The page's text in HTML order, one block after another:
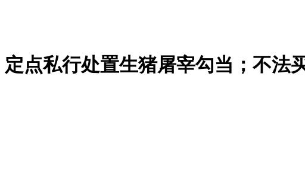
定点私行处置生猪屠宰勾当；不法